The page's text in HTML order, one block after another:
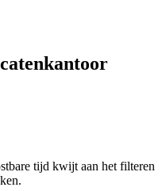
tijd kwijt aan het filteren